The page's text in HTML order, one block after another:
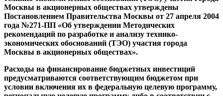
Москвы в акционерных обществах утверждены
Постановлением Правительства Москвы от 27 апреля 2004
года №271-ПП «Об утверждении Методических
рекомендаций по разработке и анализу технико-
экономических обоснований (ТЭО) участия города
Москвы в акционерных обществах».
Расходы на финансирование бюджетных инвестиций
предусматриваются соответствующим бюджетом при
условии включения их в федеральную целевую программу,